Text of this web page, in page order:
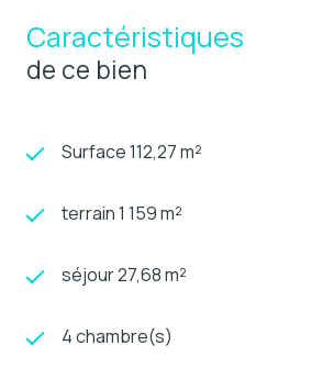
Caractéristiques
de ce bien
Surface 112,27 m²
terrain 1 159 m²
séjour 27,68 m²
4 chambre(s)